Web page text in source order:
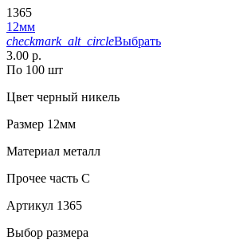
1365
12мм
checkmark_alt_circleВыбрать
3.00 р.
По 100 шт
Цвет черный никель
Размер 12мм
Материал металл
Прочее часть C
Артикул 1365
Выбор размера